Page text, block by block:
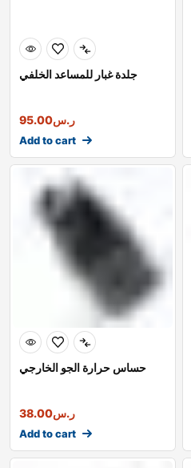
جلدة غبار للمساعد الخلفي
ر.س95.00
Add to cart
حساس حرارة الجو الخارجي
ر.س38.00
Add to cart